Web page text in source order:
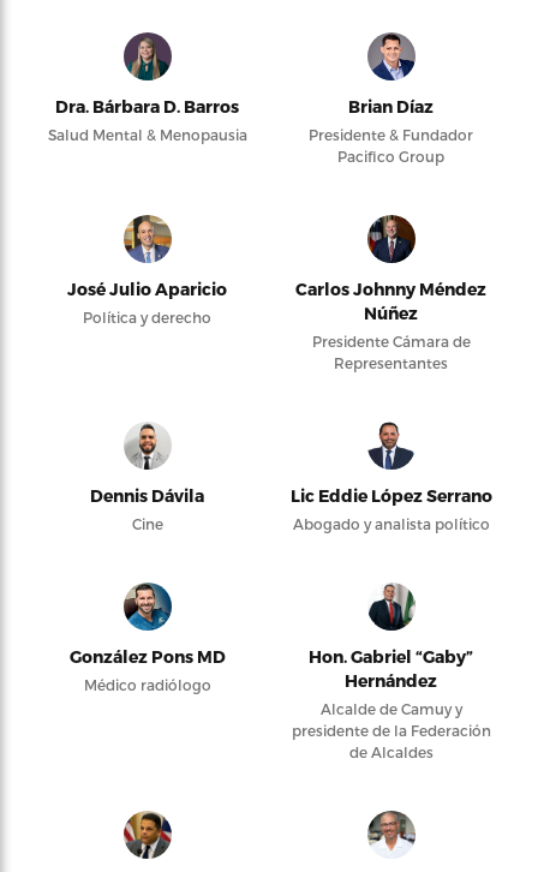
Dra. Bárbara D. Barros
Salud Mental & Menopausia
Brian Díaz
Presidente & Fundador
Pacifico Group
José Julio Aparicio
Política y derecho
Carlos Johnny Méndez
Núñez
Presidente Cámara de
Representantes
Dennis Dávila
Cine
Lic Eddie López Serrano
Abogado y analista político
González Pons MD
Médico radiólogo
Hon. Gabriel “Gaby”
Hernández
Alcalde de Camuy y
presidente de la Federación
de Alcaldes